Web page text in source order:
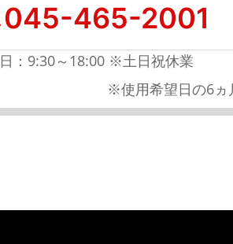
045-465-2001
：9:30～18:00 ※土日祝休業
※使用希望日の6ヵ